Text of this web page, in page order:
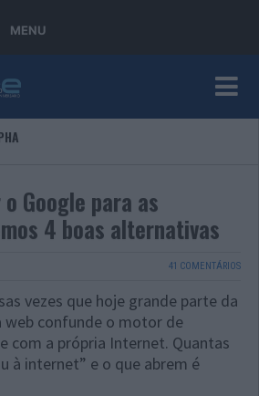
MENU
Google para as
4 boas alternativas
41 COMENTÁRIOS
vezes que hoje grande parte da
web confunde o motor de
com a própria Internet. Quantas
à internet” e o que abrem é